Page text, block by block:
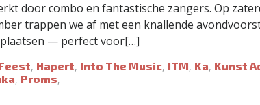
door combo en fantastische zangers. Op
trappen we af met een knallende
— perfect voor[…]
, Hapert, Into The Music, ITM, Ka, Kunst
, Proms,